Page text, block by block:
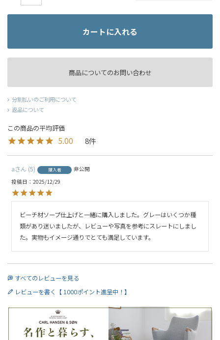
カートに入れる
商品についてのお問い合わせ
分割払いのご利用について
返品について
5.00 8
a 5 購入者
非公開
投稿日
2025/12/29
ビーチ材ソープ仕上げと一緒に購入しました。グレーはいくつか種
類があり迷いましたが、レビューや写真を参考にスレートにしまし
た。実物もイメージ通りでとても満足しています。
すべてのレビューを見る
レビューを書く【 1000ポイント進呈中！】